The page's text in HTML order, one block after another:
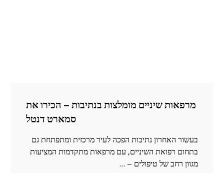
מרפאות שיניים מומלצות בנתיבות – הכירו את
סמארט דנטל
בעשור האחרון נתיבות הפכה לעיר מרכזית ומתפתחת גם
בתחום רפואת השיניים, עם מרפאות מתקדמות המציעות
מגוון רחב של טיפולים – …